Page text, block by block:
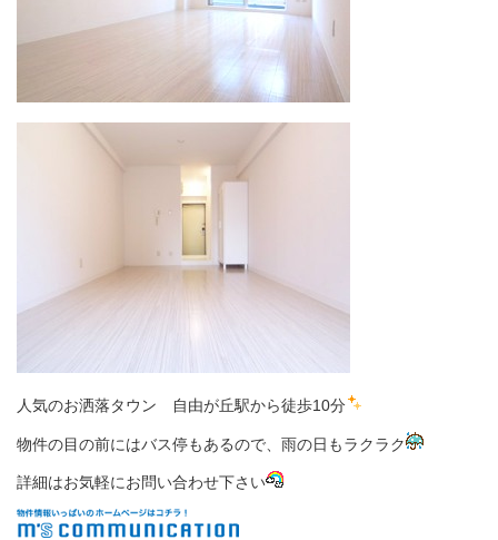
人気のお洒落タウン 自由が丘駅から徒歩10分
物件の目の前にはバス停もあるので、雨の日もラクラク
詳細はお気軽にお問い合わせ下さい